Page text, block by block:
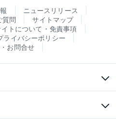
ニュースリリース
質問
サイトマップ
トについて・免責事項
ライバシーポリシー
お問合せ